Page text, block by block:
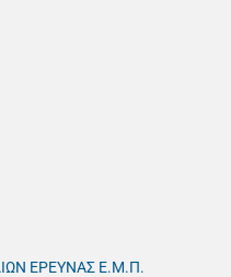
ΕΡΕΥΝΑΣ Ε.Μ.Π.